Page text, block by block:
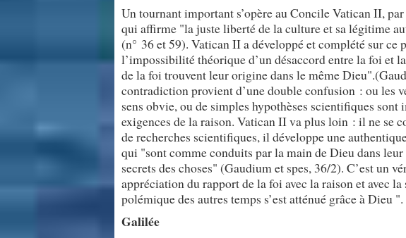
Un tournant important s’opère au Concile Vatican II,
qui affirme "la juste liberté de la culture et sa légitime
(n° 36 et 59). Vatican II a développé et complété sur
l’impossibilité théorique d’un désaccord entre la foi et
de la foi trouvent leur origine dans le même
contradiction provient d’une double confusion : ou les
sens obvie, ou de simples hypothèses scientifiques
exigences de la raison. Vatican II va plus loin : il ne se
de recherches scientifiques, il développe une
qui "sont comme conduits par la main de Dieu dans
secrets des choses" (Gaudium et spes, 36/2). C’est un
appréciation du rapport de la foi avec la raison et avec
polémique des autres temps s’est atténué grâce à Dieu ".
Galilée